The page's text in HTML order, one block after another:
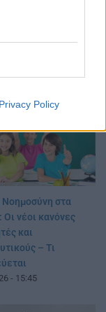
Privacy Policy
Νοημοσύνη στα
Οι νέοι κανόνες
και
– Τι
- 15:45